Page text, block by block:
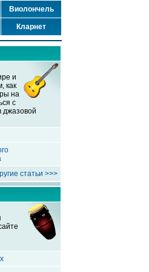
Виолончель
Кларнет
и
как
на
с
джазовой
статьи >>>